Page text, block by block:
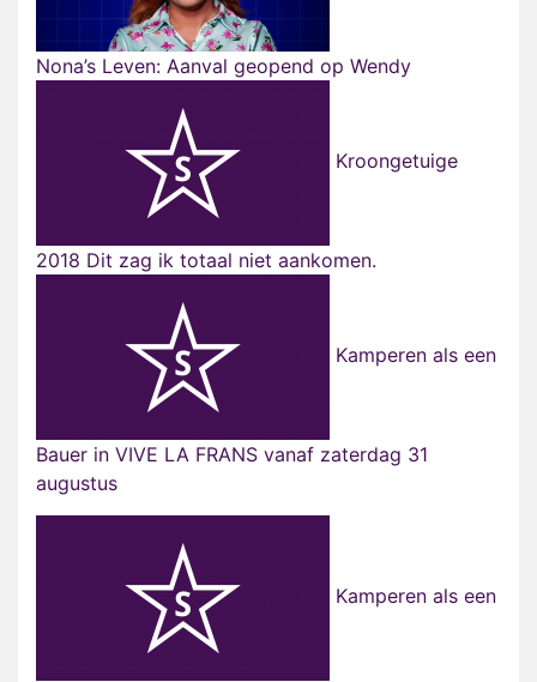
Nona’s Leven: Aanval geopend op Wendy
Kroongetuige
2018 Dit zag ik totaal niet aankomen.
Kamperen als een
Bauer in VIVE LA FRANS vanaf zaterdag 31
augustus
Kamperen als een